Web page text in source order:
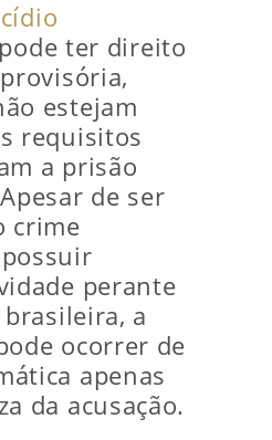
pode ter direito
estejam
requisitos
a prisão
de ser
crime
perante
a
ocorrer de
apenas
da acusação.